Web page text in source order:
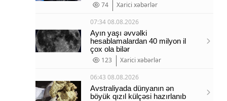
74
Xarici xəbərlər
07:34 08.08.2026
Ayın yaşı əvvəlki
hesablamalardan 40 milyon il
çox ola bilər
123
Xarici xəbərlər
06:43 08.08.2026
Avstraliyada dünyanın ən
böyük qızıl külçəsi hazırlanıb